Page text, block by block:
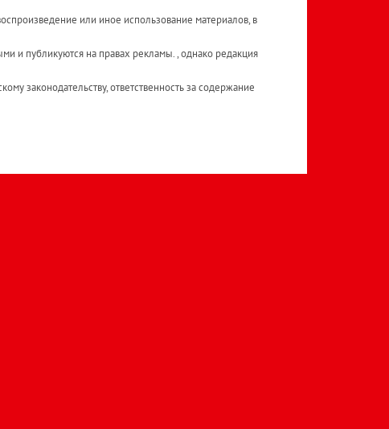
или иное использование материалов, в
и публикуются на правах рекламы. , однако редакция
законодательству, ответственность за содержание